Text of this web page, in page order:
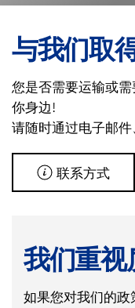
与我们取
您是否需要运输或
你身边!
请随时通过电子邮件
联系方式
我们重视
如果您对我们的